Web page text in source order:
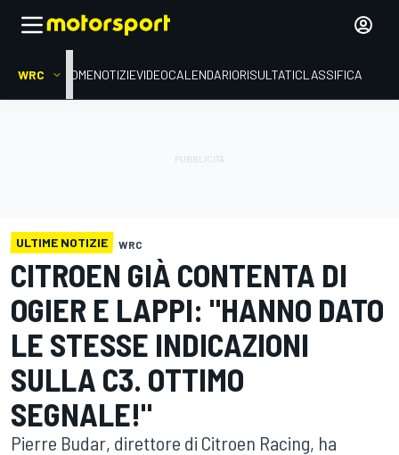
WRC HOMENOTIZIEVIDEOCALENDARIORISULTATICLASSIFICA
ULTIME NOTIZIE WRC
CITROEN GIÀ CONTENTA DI
OGIER E LAPPI: "HANNO DATO
LE STESSE INDICAZIONI
SULLA C3. OTTIMO
SEGNALE!"
Pierre Budar, direttore di Citroen Racing, ha